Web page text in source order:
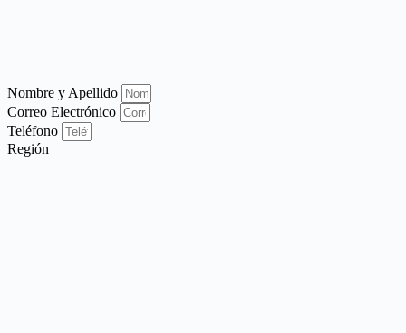
Nombre y Apellido
Correo Electrónico
Teléfono
Región